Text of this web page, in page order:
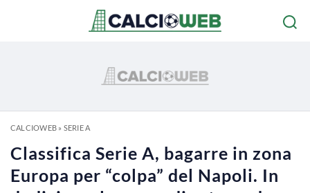
CALCIOWEB» SERIE A
Classifica Serie A, bagarre in zona
Europa per “colpa” del Napoli. In